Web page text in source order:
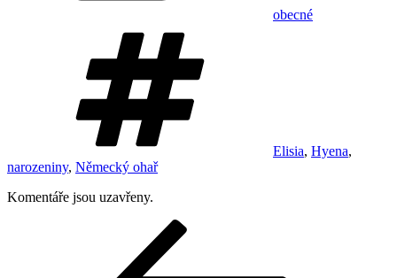
obecné
Elisia, Hyena,
narozeniny, Německý ohař
Komentáře jsou uzavřeny.